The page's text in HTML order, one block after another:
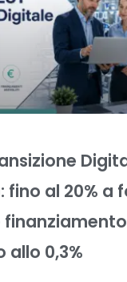
fino al 20% a
finanziamento
0,3%